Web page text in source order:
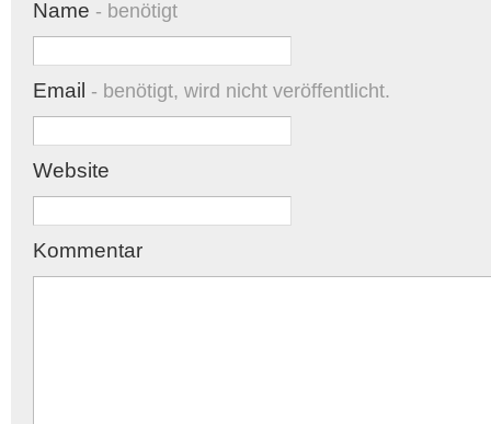
Name - benötigt
Email - benötigt, wird nicht veröffentlicht.
Website
Kommentar